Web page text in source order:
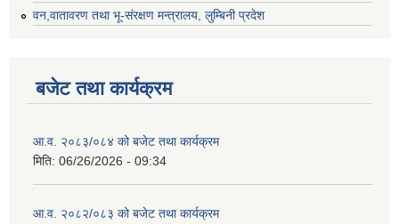
वन,वातावरण तथा भू-संरक्षण मन्त्रालय, लुम्बिनी प्रदेश
बजेट तथा कार्यक्रम
आ.व. २०८३/०८४ को बजेट तथा कार्यक्रम
मिति: 06/26/2026 - 09:34
आ.व. २०८२/०८३ को बजेट तथा कार्यक्रम